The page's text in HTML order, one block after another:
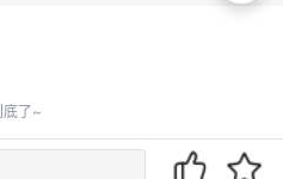
底了~